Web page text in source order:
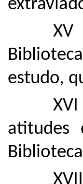
estudo,
atitudes